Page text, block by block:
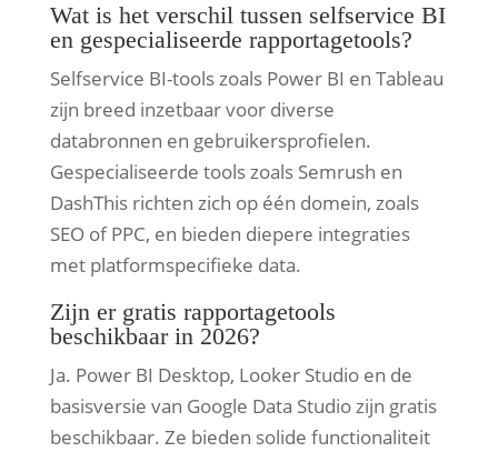
Wat is het verschil tussen selfservice BI
en gespecialiseerde rapportagetools?
Selfservice BI-tools zoals Power BI en Tableau
zijn breed inzetbaar voor diverse
databronnen en gebruikersprofielen.
Gespecialiseerde tools zoals Semrush en
DashThis richten zich op één domein, zoals
SEO of PPC, en bieden diepere integraties
met platformspecifieke data.
Zijn er gratis rapportagetools
beschikbaar in 2026?
Ja. Power BI Desktop, Looker Studio en de
basisversie van Google Data Studio zijn gratis
beschikbaar. Ze bieden solide functionaliteit